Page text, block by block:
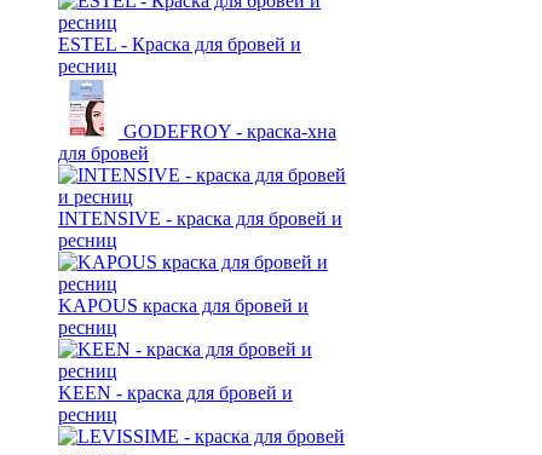
ESTEL - Краска для бровей и
ресниц
GODEFROY - краска-хна
для бровей
INTENSIVE - краска для бровей и
ресниц
KAPOUS краска для бровей и
ресниц
KEEN - краска для бровей и
ресниц